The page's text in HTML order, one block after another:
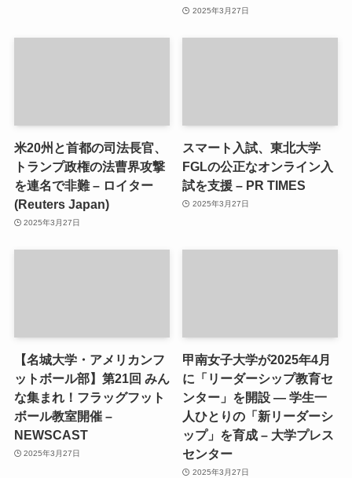
2025年3月27日
米20州と首都の司法長官、
トランプ政権の法曹界攻撃
を連名で非難 – ロイター
(Reuters Japan)
2025年3月27日
スマート入試、東北大学
FGLの公正なオンライン入
試を支援 – PR TIMES
2025年3月27日
【名城大学・アメリカンフ
ットボール部】第21回 みん
な集まれ！フラッグフット
ボール教室開催 –
NEWSCAST
2025年3月27日
甲南女子大学が2025年4月
に「リーダーシップ教育セ
ンター」を開設 ― 学生一
人ひとりの「新リーダーシ
ップ」を育成 – 大学プレス
センター
2025年3月27日